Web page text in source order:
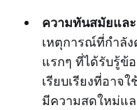
ความทันสมัยแล
เหตุการณ์ที่กำลัง
แรกๆ ที่ได้รับรู้ข้
เรียบเรียงที่อาจ
มีความสดใหม่แ